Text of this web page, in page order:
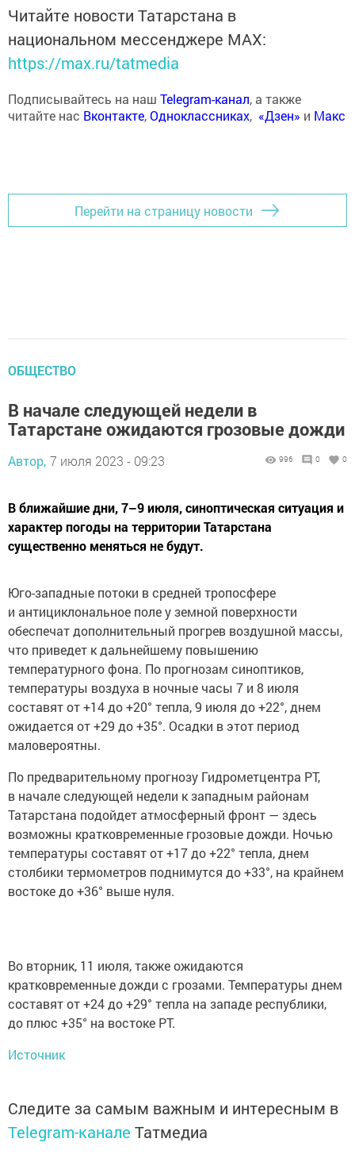
Читайте новости Татарстана в
национальном мессенджере MАХ:
https://max.ru/tatmedia
Подписывайтесь на наш Telegram-канал, а также
читайте нас Вконтакте,Одноклассниках, «Дзен» и Макс
Перейти на страницу новости
ОБЩЕСТВО
В начале следующей недели в
Татарстане ожидаются грозовые дожди
Автор, 7 июля 2023 - 09:23 996 0 0
В ближайшие дни, 7–9 июля, синоптическая ситуация и
характер погоды на территории Татарстана
существенно меняться не будут.
Юго-западные потоки в средней тропосфере
и антициклональное поле у земной поверхности
обеспечат дополнительный прогрев воздушной массы,
что приведет к дальнейшему повышению
температурного фона. По прогнозам синоптиков,
температуры воздуха в ночные часы 7 и 8 июля
составят от +14 до +20° тепла, 9 июля до +22°, днем
ожидается от +29 до +35°. Осадки в этот период
маловероятны.
По предварительному прогнозу Гидрометцентра РТ,
в начале следующей недели к западным районам
Татарстана подойдет атмосферный фронт — здесь
возможны кратковременные грозовые дожди. Ночью
температуры составят от +17 до +22° тепла, днем
столбики термометров поднимутся до +33°, на крайнем
востоке до +36° выше нуля.
Во вторник, 11 июля, также ожидаются
кратковременные дожди с грозами. Температуры днем
составят от +24 до +29° тепла на западе республики,
до плюс +35° на востоке РТ.
Источник
Следите за самым важным и интересным в
Telegram-канале Татмедиа